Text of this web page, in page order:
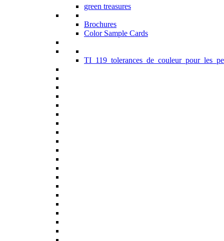
green treasures
Brochures
Color Sample Cards